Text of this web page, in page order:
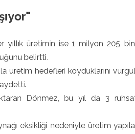
yıllık üretimin ise 1 milyon 205
belirtti.
hedefleri koyduklarını
Dönmez, bu yıl da 3
eksikliği nedeniyle üretim